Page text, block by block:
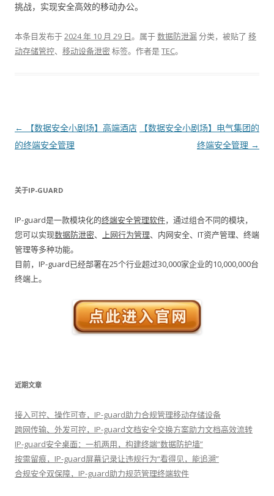
挑战，实现安全高效的移动办公。
本条目发布于2024 年 10 月 29 日。属于数据防泄漏分类，被贴了 移
动存储管控、 移动设备泄密标签。 作者是TEC。
文章导航
←
【数据安全小剧场】高端酒店
的终端安全管理
【数据安全小剧场】电气集团的
终端安全管理 →
关于IP-GUARD
IP-guard是一款模块化的终端安全管理软件，通过组合不同的模块，
您可以实现数据防泄密、 上网行为管理、内网安全、IT资产管理、终端
管理等多种功能。
目前，IP-guard已经部署在25个行业超过30,000家企业的10,000,000台
终端上。
近期文章
接入可控、操作可查，IP-guard助力合规管理移动存储设备
跨网传输、外发可控，IP-guard文档安全交换方案助力文档高效流转
IP-guard安全桌面：一机两用，构建终端“数据防护墙”
按需留痕，IP-guard屏幕记录让违规行为“看得见，能追溯”
合规安全双保障，IP-guard助力规范管理终端软件